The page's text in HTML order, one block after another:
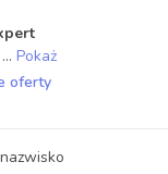
... Pokaż
oferty